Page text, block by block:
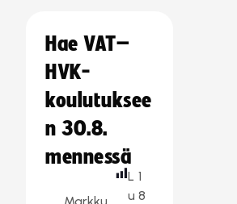
Hae VAT–
HVK-
koulutuksee
n 30.8.
mennessä
L
u
1
8